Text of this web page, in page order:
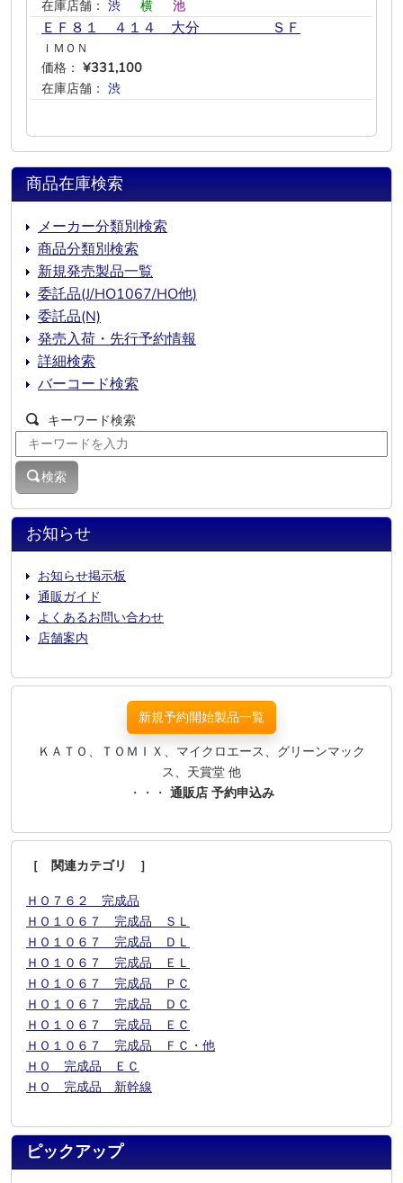
在庫店舗： 渋 横 池
ＥＦ８１ ４１４ 大分 ＳＦ
ＩＭＯＮ
価格： ¥331,100
在庫店舗： 渋
お知らせ
お知らせ掲示板
通販ガイド
よくあるお問い合わせ
店舗案内
商品在庫検索
メーカー分類別検索
商品分類別検索
新規発売製品一覧
委託品(J/HO1067/HO他)
委託品(N)
発売入荷・先行予約情報
詳細検索
バーコード検索
キーワード検索
検索
新規予約開始製品一覧
ＫＡＴＯ、ＴＯＭＩＸ、マイクロエース、グリーンマック
ス、天賞堂 他
・・・ 通販店 予約申込み
［ 関連カテゴリ ］
ＨＯ７６２ 完成品
ＨＯ１０６７ 完成品 ＳＬ
ＨＯ１０６７ 完成品 ＤＬ
ＨＯ１０６７ 完成品 ＥＬ
ＨＯ１０６７ 完成品 ＰＣ
ＨＯ１０６７ 完成品 ＤＣ
ＨＯ１０６７ 完成品 ＥＣ
ＨＯ１０６７ 完成品 ＦＣ・他
ＨＯ 完成品 ＥＣ
ＨＯ 完成品 新幹線
ピックアップ